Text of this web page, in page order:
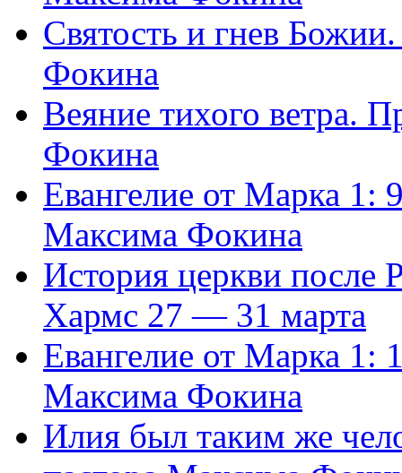
Святость и гнев
Фокина
Веяние тихого ветра.
Фокина
Евангелие от Марка 1:
Максима Фокина
История церкви
Хармс 27 — 31 марта
Евангелие от Марка 1:
Максима Фокина
Илия был таким же